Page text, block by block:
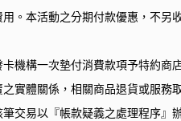
。本活動之分期付款優惠，不另
機構一次墊付消費款項予特約商
實體關係，相關商品退貨或服務
交易以『帳款疑義之處理程序』